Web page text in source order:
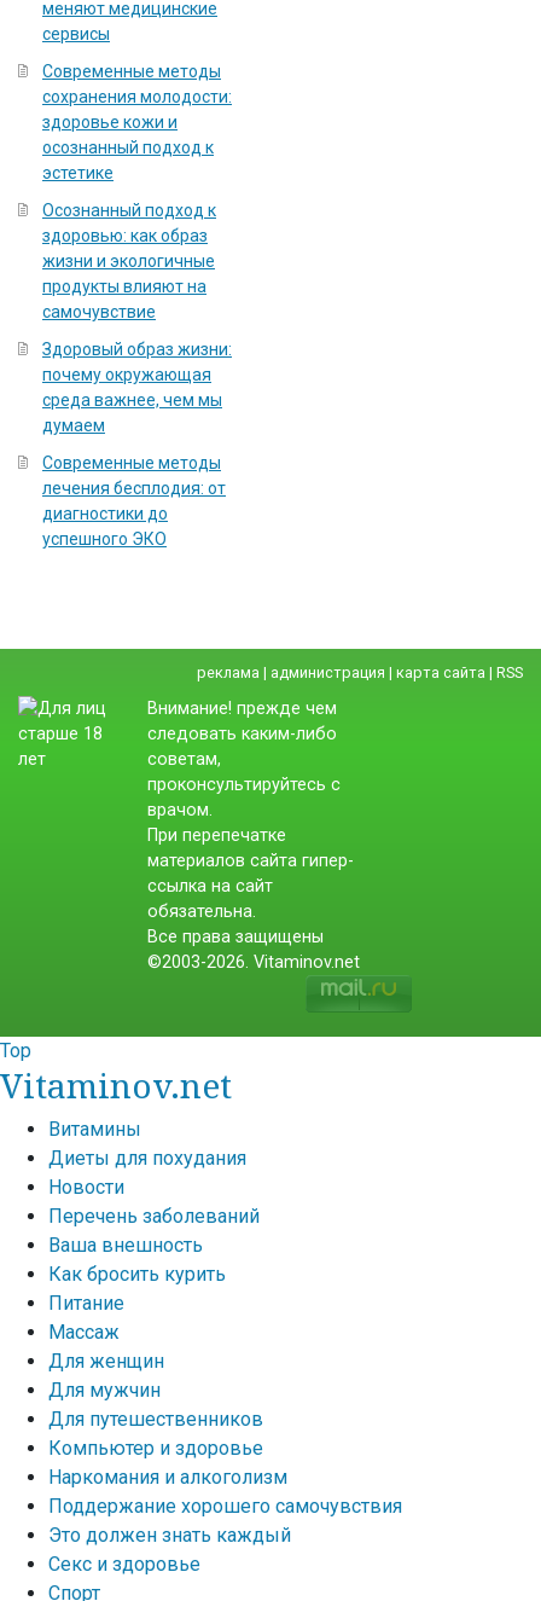
меняют медицинские
сервисы
Современные методы
сохранения молодости:
здоровье кожи и
осознанный подход к
эстетике
Осознанный подход к
здоровью: как образ
жизни и экологичные
продукты влияют на
самочувствие
Здоровый образ жизни:
почему окружающая
среда важнее, чем мы
думаем
Современные методы
лечения бесплодия: от
диагностики до
успешного ЭКО
реклама | администрация | карта сайта | RSS
Внимание! прежде чем
следовать каким-либо
советам,
проконсультируйтесь с
врачом.
При перепечатке
материалов сайта гипер-
ссылка на сайт
обязательна.
Все права защищены
©2003-2026. Vitaminov.net
Top
Vitaminov.net
Витамины
Диеты для похудания
Новости
Перечень заболеваний
Ваша внешность
Как бросить курить
Питание
Массаж
Для женщин
Для мужчин
Для путешественников
Компьютер и здоровье
Наркомания и алкоголизм
Поддержание хорошего самочувствия
Это должен знать каждый
Секс и здоровье
Спорт